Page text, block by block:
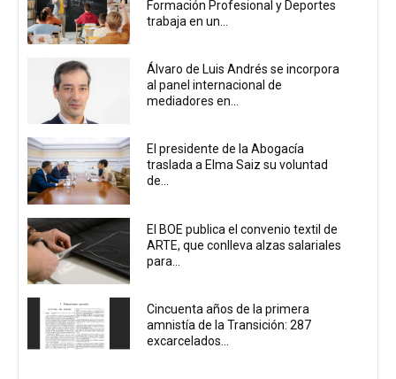
Formación Profesional y Deportes
trabaja en un...
Álvaro de Luis Andrés se incorpora
al panel internacional de
mediadores en...
El presidente de la Abogacía
traslada a Elma Saiz su voluntad
de...
El BOE publica el convenio textil de
ARTE, que conlleva alzas salariales
para...
Cincuenta años de la primera
amnistía de la Transición: 287
excarcelados...